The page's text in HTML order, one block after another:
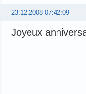
23.12.2008 07:42:09
Joyeux